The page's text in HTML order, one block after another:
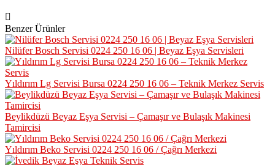
Benzer Ürünler
Nilüfer Bosch Servisi 0224 250 16 06 | Beyaz Eşya Servisleri
Yıldırım Lg Servisi Bursa 0224 250 16 06 – Teknik Merkez Servis
Beylikdüzü Beyaz Eşya Servisi – Çamaşır ve Bulaşık Makinesi
Tamircisi
Yıldırım Beko Servisi 0224 250 16 06 / Çağrı Merkezi